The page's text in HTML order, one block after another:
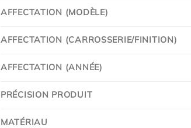
AFFECTATION (MODÈLE)
AFFECTATION (CARROSSERIE/FINITION)
AFFECTATION (ANNÉE)
PRÉCISION PRODUIT
MATÉRIAU